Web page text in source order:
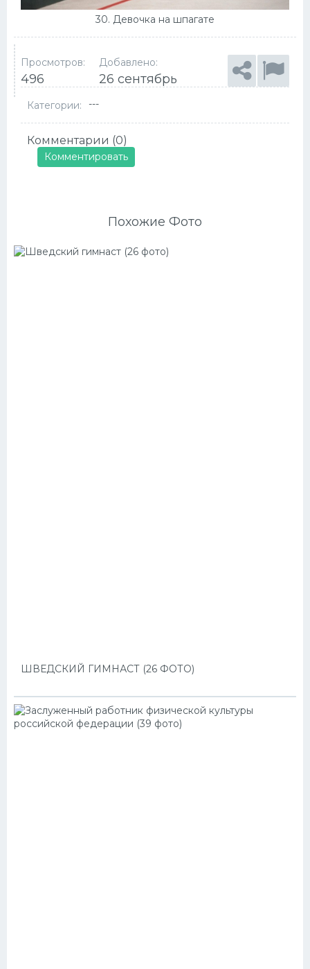
30. Девочка на шпагате
Просмотров:
496
Добавлено:
26 сентябрь
Категории: ---
Комментарии (0)
Комментировать
Похожие Фото
ШВЕДСКИЙ ГИМНАСТ (26 ФОТО)